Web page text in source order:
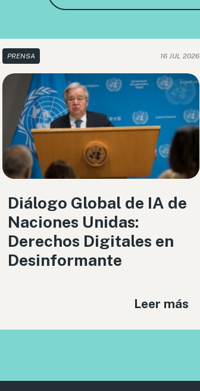
PRENSA 16 JUL 2026
Diálogo Global de IA de
Naciones Unidas:
Derechos Digitales en
Desinformante
Leer más